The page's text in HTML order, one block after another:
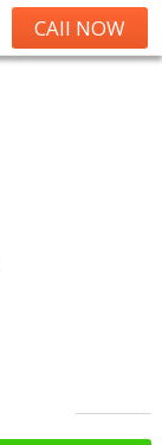
CAll NOW